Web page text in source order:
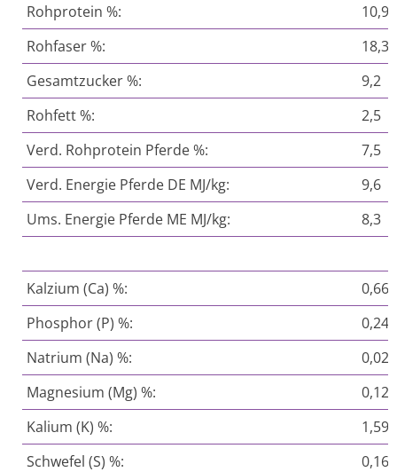
Rohprotein %:
10,9
Rohfaser %:
18,3
Gesamtzucker %:
9,2
Rohfett %:
2,5
Verd. Rohprotein Pferde %:
7,5
Verd. Energie Pferde DE MJ/kg:
9,6
Ums. Energie Pferde ME MJ/kg:
8,3
Kalzium (Ca) %:
0,66
Phosphor (P) %:
0,24
Natrium (Na) %:
0,02
Magnesium (Mg) %:
0,12
Kalium (K) %:
1,59
Schwefel (S) %:
0,16